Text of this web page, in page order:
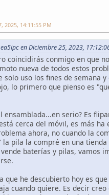
2025, 14:11:55 PM
en Diciembre 25, 2023,
coincidirás conmigo en que
nueva de todos estos
solo uso los fines de semana y
lo primero que pienso es
ensamblada...en serio? Es
cerca del móvil, es más ha
ahora, no cuando la
la pila la compré en una tienda
baterías y pilas, vamos
que he descubierto hoy es
cuando quiere. Es decir creo